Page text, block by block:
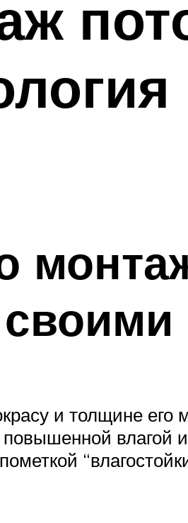
и толщине его
влагой